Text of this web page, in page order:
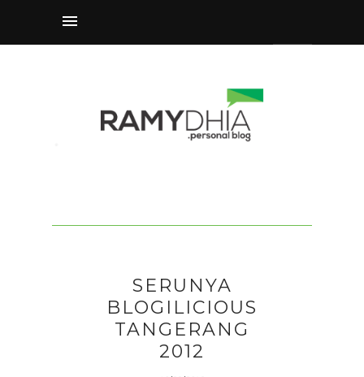
SERUNYA
BLOGILICIOUS
TANGERANG
2012